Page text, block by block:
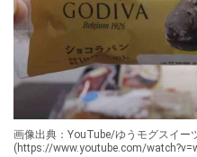
画像出典：YouTube/ゆうモグスイー
(https://www.youtube.com/